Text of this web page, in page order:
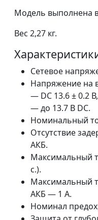
Модель выполнена
Вес 2,27 кг.
Сетевое
Напряжение на
— DC 13.6 ± 0.2
— до 13.7 В DC.
Номинальный
Отсутствие
АКБ.
Максимальный
с.).
Максимальный
АКБ — 1 А.
Номинал